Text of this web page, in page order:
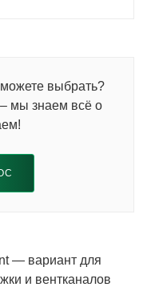
выбрать?
мы знаем всё о
— вариант для
и вентканалов